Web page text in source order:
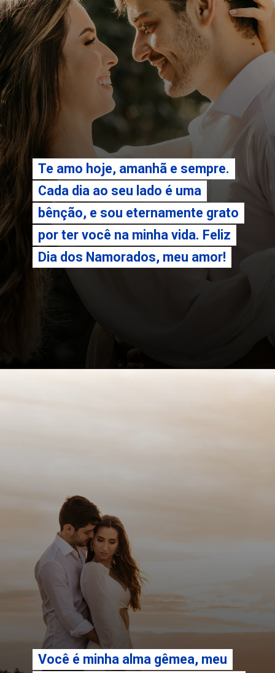
Te amo hoje, amanhã e sempre.
Cada dia ao seu lado é uma
bênção, e sou eternamente grato
por ter você na minha vida. Feliz
Dia dos Namorados, meu amor!
Te amo hoje, amanhã e sempre.
Cada dia ao seu lado é uma
bênção, e sou eternamente grato
por ter você na minha vida. Feliz
Dia dos Namorados, meu amor!
Você é minha alma gêmea, meu
Você é minha alma gêmea, meu